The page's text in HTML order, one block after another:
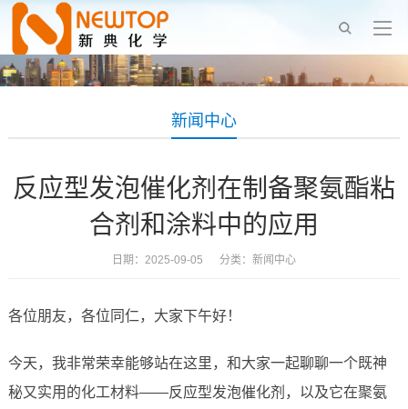
新闻中心
反应型发泡催化剂在制备聚氨酯粘
合剂和涂料中的应用
日期：2025-09-05 分类： 新闻中心
各位朋友，各位同仁，大家下午好！
今天，我非常荣幸能够站在这里，和大家一起聊聊一个既神
秘又实用的化工材料——反应型发泡催化剂，以及它在聚氨